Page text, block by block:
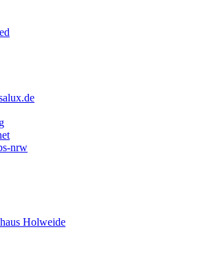
nrw
Holweide